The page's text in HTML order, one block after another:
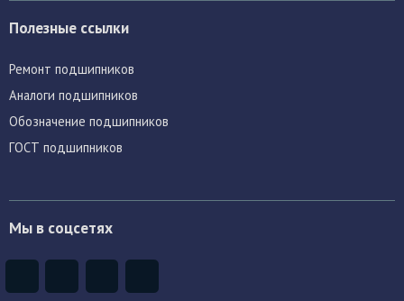
Полезные ссылки
Ремонт подшипников
Аналоги подшипников
Обозначение подшипников
ГОСТ подшипников
Мы в соцсетях